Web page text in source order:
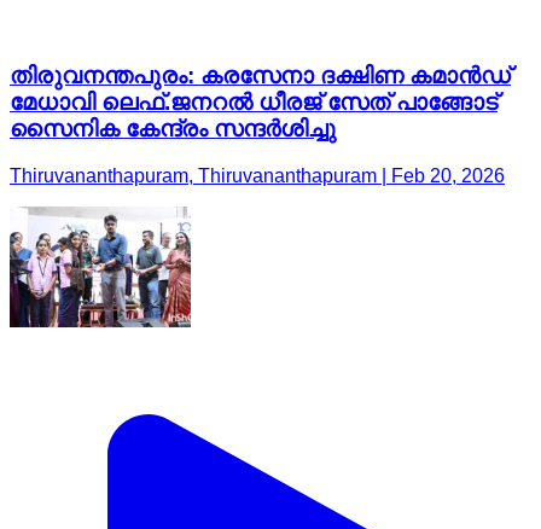
തിരുവനന്തപുരം: കരസേനാ ദക്ഷിണ കമാൻഡ്
മേധാവി ലെഫ്.ജനറൽ ധീരജ് സേത് പാങ്ങോട്
സൈനിക കേന്ദ്രം സന്ദർശിച്ചു
Thiruvananthapuram, Thiruvananthapuram | Feb 20, 2026